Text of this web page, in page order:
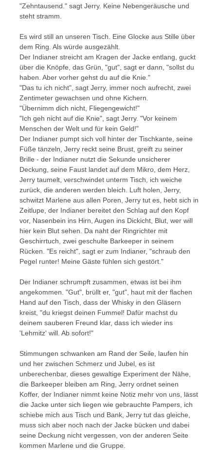
"Zehntausend." sagt Jerry. Keine Nebengeräusche und
steht stramm.
Es wird still an unseren Tisch. Eine Glocke aus Stille über
dem Ring. Als würde ausgezählt.
Der Indianer streicht am Kragen der Jacke entlang, guckt
über die Knöpfe, das Grün, "gut", sagt er dann, "sollst du
haben. Aber vorher gehst du auf die Knie."
"Das tu ich nicht", sagt Jerry, immer noch aufrecht, zwei
Zentimeter gewachsen und ohne Kichern.
"Übernimm dich nicht, Fliegengewicht!"
"Ich geh nicht auf die Knie", sagt Jerry. "Vor keinem
Menschen der Welt und für kein Geld!"
Der Indianer pumpt sich voll hinter der Tischkante, seine
Füße tänzeln, Jerry reckt seine Brust, greift zu seiner
Brille - der Indianer nutzt die Sekunde unsicherer
Deckung, seine Faust landet auf dem Mikro, dem Herz,
Jerry taumelt, verschwindet unterm Tisch, ich weiche
zurück, die anderen werden bleich. Luft holen, Jerry,
schwitzt Marlene aus allen Poren, Jerry tut es, hebt sich in
Zeitlupe, der Indianer bereitet den Schlag auf den Kopf
vor, Nasenbein ins Hirn, Augen ins Dickicht, Blut, wer will
hier kein Blut sehen. Da naht der Ringrichter mit
Geschirrtuch, zwei geschulte Barkeeper in seinem
Rücken. "Es reicht", sagt er zum Indianer, "schraub den
Pegel runter! Meine Gäste fühlen sich gestört."
Der Indianer schrumpft zusammen, etwas ist bei ihm
angekommen. "Gut", brüllt er, "gut", haut mit der flachen
Hand auf den Tisch, dass der Whisky in den Gläsern
kreist, "du kriegst deinen Fummel! Dafür machst du
deinem sauberen Freund klar, dass ich wieder ins
'Lehmitz' will. Ab sofort!"
Stimmungen schwanken am Rand der Seile, laufen hin
und her zwischen Schmerz und Jubel, es ist
unberechenbar, dieses gewaltige Experiment der Nähe,
die Barkeeper bleiben am Ring, Jerry ordnet seinen
Koffer, der Indianer nimmt keine Notiz mehr von uns, lässt
die Jacke unter sich liegen wie gebrauchte Pampers, ich
schiebe mich aus Tisch und Bank, Jerry tut das gleiche,
muss sich aber noch nach der Jacke bücken und dabei
seine Deckung nicht vergessen, von der anderen Seite
kommen Marlene und die Gruppe.